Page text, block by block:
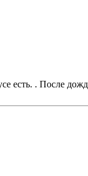
есть. . После